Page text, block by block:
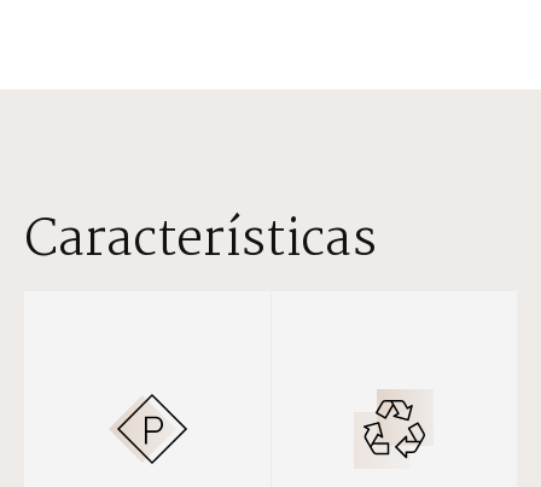
Características